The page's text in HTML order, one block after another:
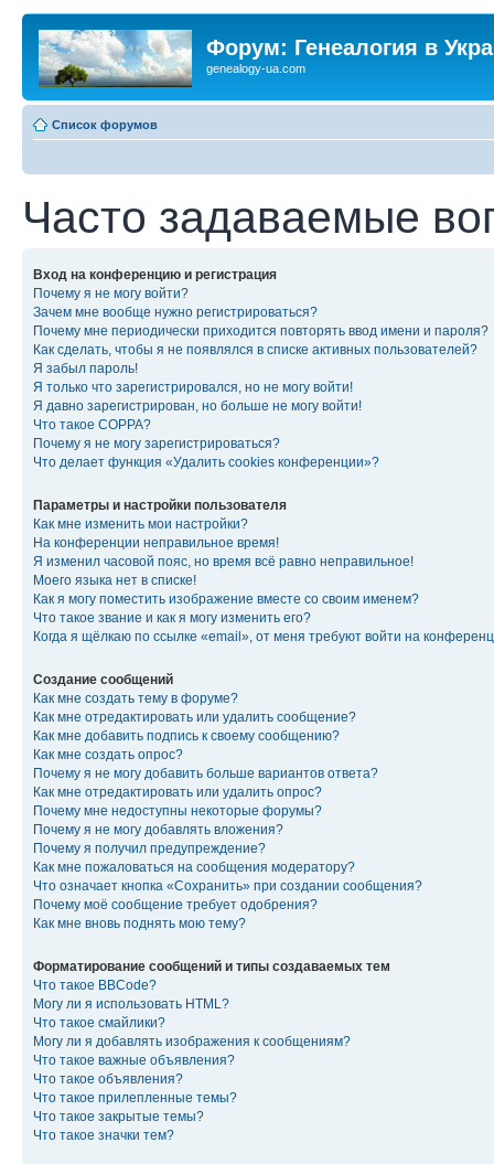
Форум: Генеалогия в
genealogy-ua.com
Список форумов
Часто задаваемые
Вход на конференцию и регистрация
Почему я не могу войти?
Зачем мне вообще нужно регистрироваться?
Почему мне периодически приходится повторять ввод имени и пароля?
Как сделать, чтобы я не появлялся в списке активных пользователей?
Я забыл пароль!
Я только что зарегистрировался, но не могу войти!
Я давно зарегистрирован, но больше не могу войти!
Что такое COPPA?
Почему я не могу зарегистрироваться?
Что делает функция «Удалить cookies конференции»?
Параметры и настройки пользователя
Как мне изменить мои настройки?
На конференции неправильное время!
Я изменил часовой пояс, но время всё равно неправильное!
Моего языка нет в списке!
Как я могу поместить изображение вместе со своим именем?
Что такое звание и как я могу изменить его?
Когда я щёлкаю по ссылке «email», от меня требуют войти на
Создание сообщений
Как мне создать тему в форуме?
Как мне отредактировать или удалить сообщение?
Как мне добавить подпись к своему сообщению?
Как мне создать опрос?
Почему я не могу добавить больше вариантов ответа?
Как мне отредактировать или удалить опрос?
Почему мне недоступны некоторые форумы?
Почему я не могу добавлять вложения?
Почему я получил предупреждение?
Как мне пожаловаться на сообщения модератору?
Что означает кнопка «Сохранить» при создании сообщения?
Почему моё сообщение требует одобрения?
Как мне вновь поднять мою тему?
Форматирование сообщений и типы создаваемых тем
Что такое BBCode?
Могу ли я использовать HTML?
Что такое смайлики?
Могу ли я добавлять изображения к сообщениям?
Что такое важные объявления?
Что такое объявления?
Что такое прилепленные темы?
Что такое закрытые темы?
Что такое значки тем?